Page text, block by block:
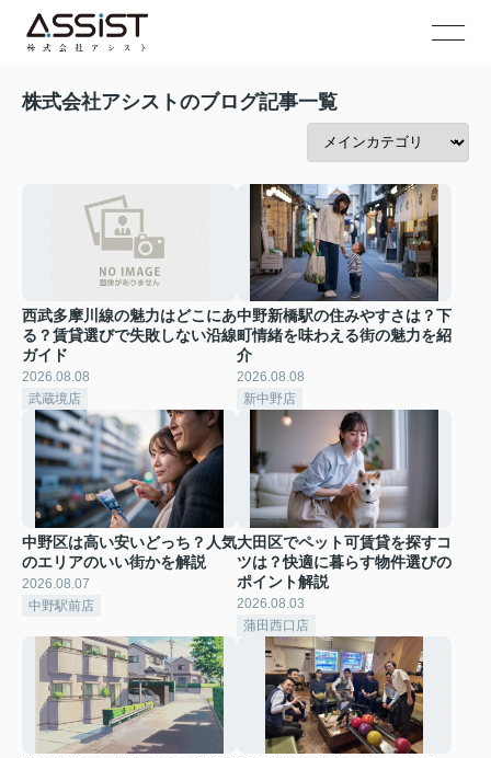
株式会社アシストのブログ記事一覧
西武多摩川線の魅力はどこにあ
る？賃貸選びで失敗しない沿線
ガイド
2026.08.08
武蔵境店
中野新橋駅の住みやすさは？下
町情緒を味わえる街の魅力を紹
介
2026.08.08
新中野店
中野区は高い安いどっち？人気
のエリアのいい街かを解説
2026.08.07
中野駅前店
大田区でペット可賃貸を探すコ
ツは？快適に暮らす物件選びの
ポイント解説
2026.08.03
蒲田西口店